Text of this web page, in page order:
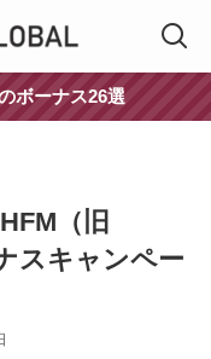
ボーナス26選
（旧
スキャンペー